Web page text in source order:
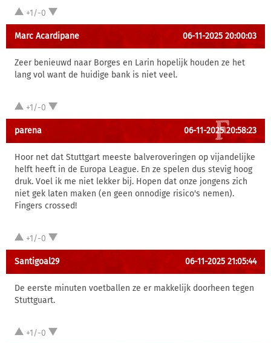
+1/-0
Marc Acardipane 06-11-2025 20:00:03
Zeer benieuwd naar Borges en Larin hopelijk houden ze het
lang vol want de huidige bank is niet veel.
+1/-0
parena 06-11-2025 20:58:23
Hoor net dat Stuttgart meeste balveroveringen op vijandelijke
helft heeft in de Europa League. En ze spelen dus stevig hoog
druk. Voel ik me niet lekker bij. Hopen dat onze jongens zich
niet gek laten maken (en geen onnodige risico's nemen).
Fingers crossed!
+1/-0
Santigoal29 06-11-2025 21:05:44
De eerste minuten voetballen ze er makkelijk doorheen tegen
Stuttguart.
+1/-0